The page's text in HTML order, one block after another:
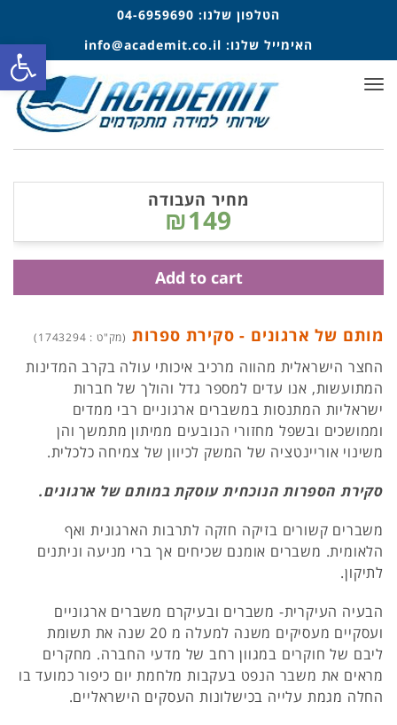
הטלפון שלנו: 04-6959690
האימייל שלנו: info@academit.co.il
תפריט
מותם של ארגונים - סקירת ספרות (מק"ט : 1743294)
החצר הישראלית מהווה מרכיב איכותי עולה בקרב המדינות
המתועשות, אנו עדים למספר גדל והולך של חברות
ישראליות המתנסות במשברים ארגוניים רבי ממדים
וממושכים ובשפל מחזורי הנובעים ממיתון מתמשך והן
משינוי אוריינטציה של המשק לכיוון של צמיחה כלכלית.
סקירת הספרות הנוכחית עוסקת במותם של ארגונים.
משברים קשורים בזיקה חזקה לתרבות הארגונית ואף
הלאומית. משברים אומנם שכיחים אך ברי מניעה וניתנים
לתיקון.
הבעיה העיקרית- משברים ובעיקרם משברים ארגוניים
ועסקיים מעסיקים משנה למעלה מ 20 שנה את תשומת
ליבם של חוקרים במגוון רחב של מדעי החברה. מחקרים
מראים את משבר הנפט בעקבות מלחמת יום כיפור כמועד בו
החלה מגמת עלייה בכישלונות העסקים הישראליים.
מחיר העבודה
₪149
Add to cart
פתח